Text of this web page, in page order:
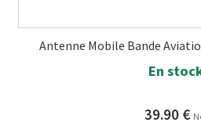
Antenne Mobile Bande
En
39.90 €